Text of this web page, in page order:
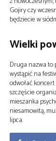
Gojiry czy
będziecie w
Wielki
Druga nazwa to
wystąpić na
odwołać
szczęście
mieszanka
niesamowitą,
lipca.